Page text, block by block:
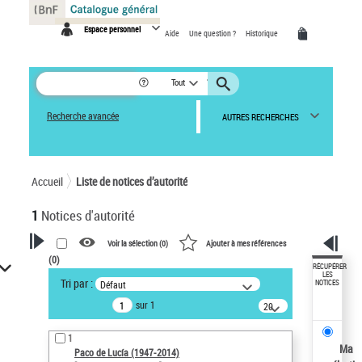
Espace personnel Aide Une question ? Historique
Tout
Recherche avancée AUTRES RECHERCHES
Accueil Liste de notices d’autorité
1 Notices d'autorité
VOTRE RECHERCHE
Recherche avancée dans les
notices d’autorité
Œuvres liées à l'auteur :
Paco de Lucía (1947-2014)
Voir la sélection (0) Ajouter à mes références
(0)
Tri par : Défaut
sur 1
20
résultats/page
1
Paco de Lucía (1947-2014)
RÉCUPÉRER
LES
NOTICES
Ma
Panneau de gestion des cookies